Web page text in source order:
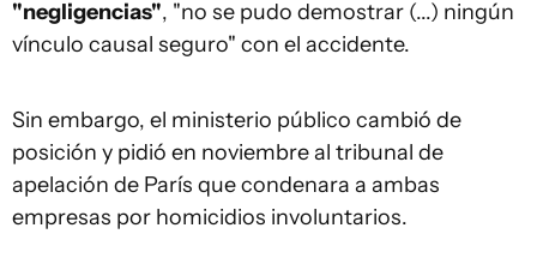
"negligencias", "no se pudo demostrar (...) ningún
vínculo causal seguro" con el accidente.
Sin embargo, el ministerio público cambió de
posición y pidió en noviembre al tribunal de
apelación de París que condenara a ambas
empresas por homicidios involuntarios.